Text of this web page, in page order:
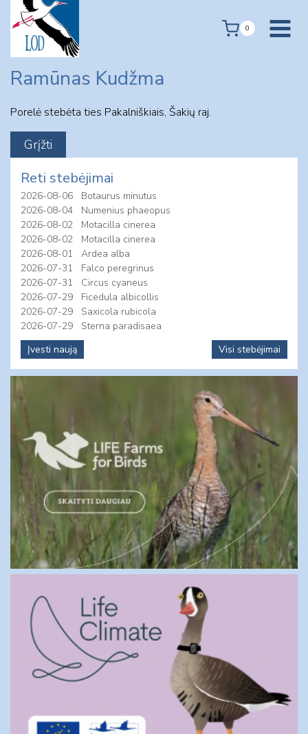
content
0
Ramūnas Kudžma
Porelė stebėta ties Pakalniškiais, Šakių raj.
Reti stebėjimai
2026-08-06
Botaurus minutus
2026-08-04
Numenius phaeopus
2026-08-02
Motacilla cinerea
2026-08-02
Motacilla cinerea
2026-08-01
Ardea alba
2026-07-31
Falco peregrinus
2026-07-31
Circus cyaneus
2026-07-29
Ficedula albicollis
2026-07-29
Saxicola rubicola
2026-07-29
Sterna paradisaea
Įvesti naują
Visi stebėjimai